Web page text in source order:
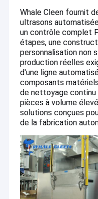
Whale Cleen fournit
ultrasons
un contrôle complet
étapes, une
personnalisation non
production réelles
d'une ligne
composants
de nettoyage continu
pièces à volume
solutions conçues
de la fabrication